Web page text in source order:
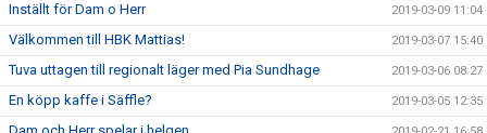
Inställt för Dam o Herr 2019-03-09 11:04
Välkommen till HBK Mattias! 2019-03-07 15:40
Tuva uttagen till regionalt läger med Pia Sundhage 2019-03-06 08:27
En köpp kaffe i Säffle? 2019-03-05 12:35